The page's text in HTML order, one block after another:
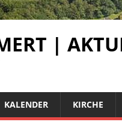
|
KALENDER KIRCHE